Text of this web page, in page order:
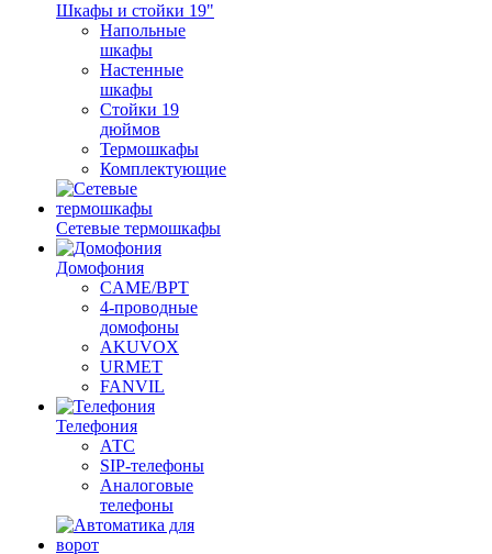
Шкафы и стойки 19"
Напольные
шкафы
Настенные
шкафы
Стойки 19
дюймов
Термошкафы
Комплектующие
Сетевые термошкафы
Домофония
CAME/BPT
4-проводные
домофоны
AKUVOX
URMET
FANVIL
Телефония
АТС
SIP-телефоны
Аналоговые
телефоны